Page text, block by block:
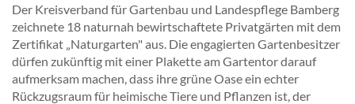
Der Kreisverband für Gartenbau und Landespflege Bamberg
zeichnete 18 naturnah bewirtschaftete Privatgärten mit dem
Zertifikat „Naturgarten" aus. Die engagierten Gartenbesitzer
dürfen zukünftig mit einer Plakette am Gartentor darauf
aufmerksam machen, dass ihre grüne Oase ein echter
Rückzugsraum für heimische Tiere und Pflanzen ist, der